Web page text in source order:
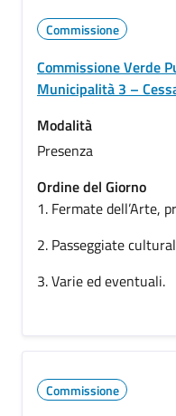
Commissione
Commissione Verde
Municipalità 3 –
Modalità
Presenza
Ordine del Giorno
1. Fermate dell’Arte,
2. Passeggiate
3. Varie ed eventuali.
Commissione